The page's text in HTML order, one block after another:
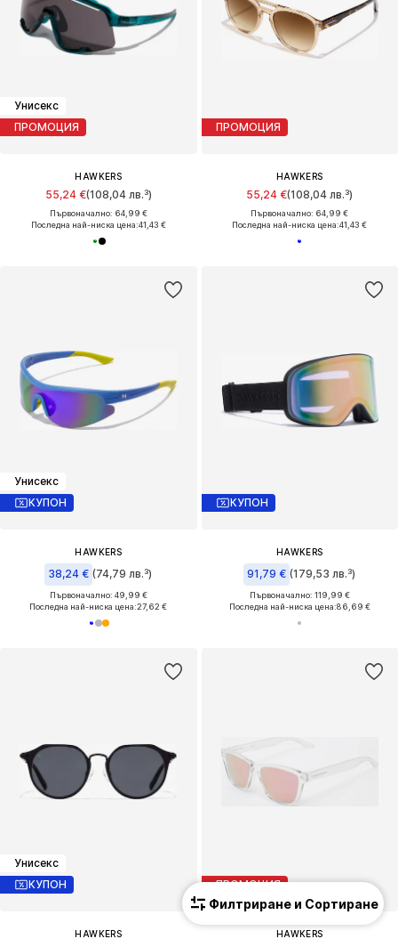
Унисекс
ПРОМОЦИЯ
HAWKERS
55,24 €(108,04 лв.³)
Първоначално: 64,99 €
Последна най-ниска цена:41,43 €
ПРОМОЦИЯ
HAWKERS
55,24 €(108,04 лв.³)
Първоначално: 64,99 €
Последна най-ниска цена:41,43 €
Унисекс
КУПОН
HAWKERS
38,24 € (74,79 лв.³)
Първоначално: 49,99 €
Последна най-ниска цена:27,62 €
КУПОН
HAWKERS
91,79 € (179,53 лв.³)
Първоначално: 119,99 €
Последна най-ниска цена:86,69 €
Унисекс
КУПОН
HAWKERS
ПРОМОЦИЯ
HAWKERS
Филтриране и Сортиране